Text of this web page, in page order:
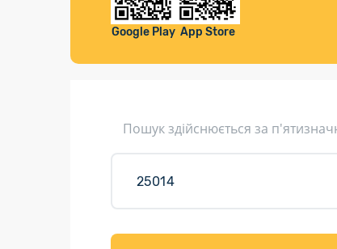
Листи та листівки
Доставка товарів для саду
Google Play App Store
Пошук здійснюється за